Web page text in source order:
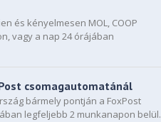
és kényelmesen MOL, COOP
vagy a nap 24 órájában
csomagautomatánál
bármely pontján a FoxPost
legfeljebb 2 munkanapon belül.